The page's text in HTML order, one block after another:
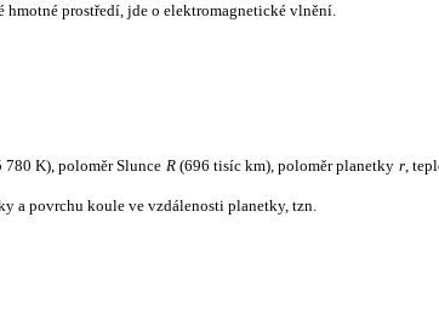
hmotné prostředí, jde o elektromagnetické vlnění.
K), poloměr Slunce R(696 tisíc km), poloměr planetky r,
a povrchu koule ve vzdálenosti planetky, tzn.